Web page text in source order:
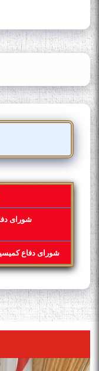
شورای
شورای دفاع